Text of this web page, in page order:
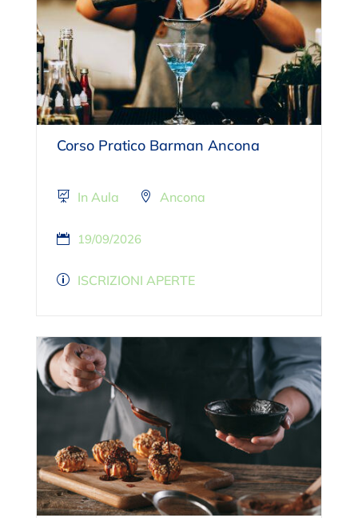
Corso Pratico Barman Ancona
In Aula Ancona
19/09/2026
ISCRIZIONI APERTE